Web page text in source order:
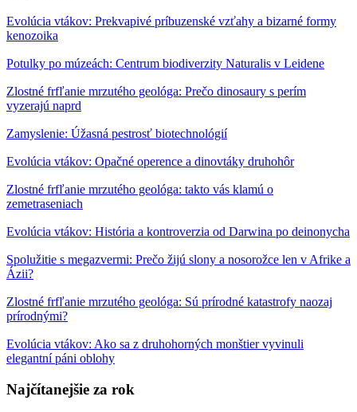
Evolúcia vtákov: Prekvapivé príbuzenské vzťahy a bizarné formy
kenozoika
Potulky po múzeách: Centrum biodiverzity Naturalis v Leidene
Zlostné frfľanie mrzutého geológa: Prečo dinosaury s perím
vyzerajú naprd
Zamyslenie: Úžasná pestrosť biotechnológií
Evolúcia vtákov: Opačné operence a dinovtáky druhohôr
Zlostné frfľanie mrzutého geológa: takto vás klamú o
zemetraseniach
Evolúcia vtákov: História a kontroverzia od Darwina po deinonycha
Spolužitie s megazvermi: Prečo žijú slony a nosorožce len v Afrike a
Ázii?
Zlostné frfľanie mrzutého geológa: Sú prírodné katastrofy naozaj
prírodnými?
Evolúcia vtákov: Ako sa z druhohorných monštier vyvinuli
elegantní páni oblohy
Najčítanejšie za rok